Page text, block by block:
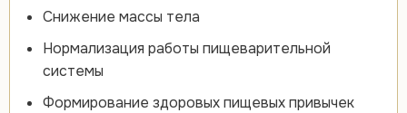
Снижение массы тела
Нормализация работы пищеварительной
системы
Формирование здоровых пищевых привычек